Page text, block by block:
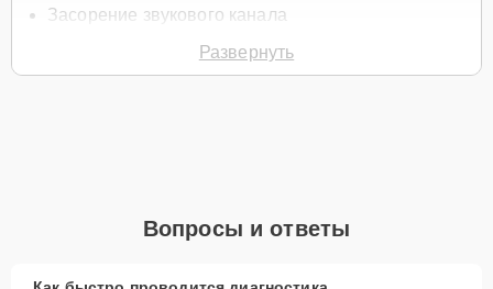
Засорение звукового канала
Попадание влаги в устройство
Главные особенности
Развернуть
Вопросы и ответы